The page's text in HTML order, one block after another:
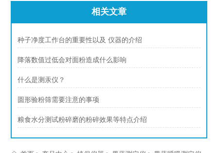
相关文章
种子净度工作台的重要性以及 仪器的介绍
降落数值过低会对面粉造成什么影响
什么是测汞仪？
圆形验粉筛需要注意的事项
粮食水分测试粉碎磨的粉碎效果等特点介绍